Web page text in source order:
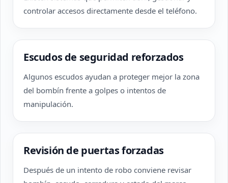
controlar accesos directamente desde el teléfono.
Escudos de seguridad reforzados
Algunos escudos ayudan a proteger mejor la zona
del bombín frente a golpes o intentos de
manipulación.
Revisión de puertas forzadas
Después de un intento de robo conviene revisar